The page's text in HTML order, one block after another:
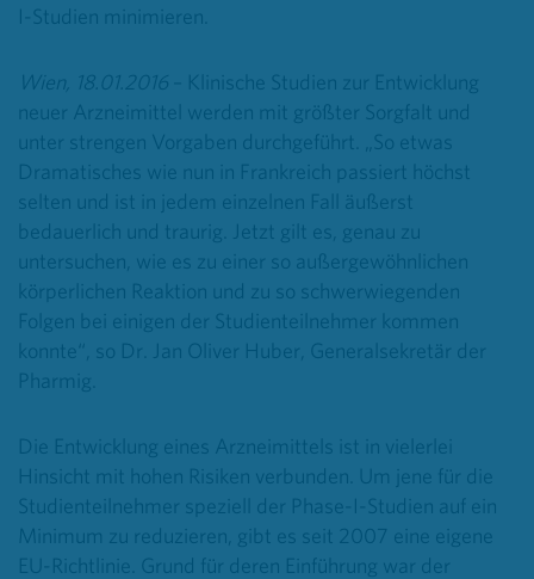
I-Studien minimieren.
Wien, 18.01.2016 – Klinische Studien zur Entwicklung
neuer Arzneimittel werden mit größter Sorgfalt und
unter strengen Vorgaben durchgeführt. „So etwas
Dramatisches wie nun in Frankreich passiert höchst
selten und ist in jedem einzelnen Fall äußerst
bedauerlich und traurig. Jetzt gilt es, genau zu
untersuchen, wie es zu einer so außergewöhnlichen
körperlichen Reaktion und zu so schwerwiegenden
Folgen bei einigen der Studienteilnehmer kommen
konnte“, so Dr. Jan Oliver Huber, Generalsekretär der
Pharmig.
Die Entwicklung eines Arzneimittels ist in vielerlei
Hinsicht mit hohen Risiken verbunden. Um jene für die
Studienteilnehmer speziell der Phase-I-Studien auf ein
Minimum zu reduzieren, gibt es seit 2007 eine eigene
EU-Richtlinie. Grund für deren Einführung war der